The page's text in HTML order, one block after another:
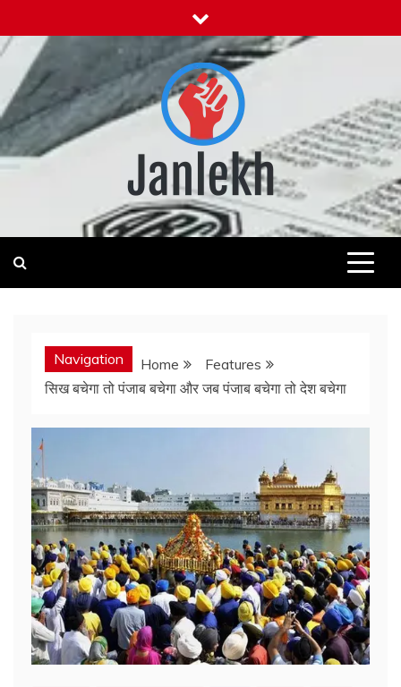
to
content
News for Public
Navigation Home
Features
सिख बचेगा तो पंजाब बचेगा और जब पंजाब बचेगा तो देश बचेगा